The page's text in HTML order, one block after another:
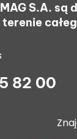
S.A. są
82 00